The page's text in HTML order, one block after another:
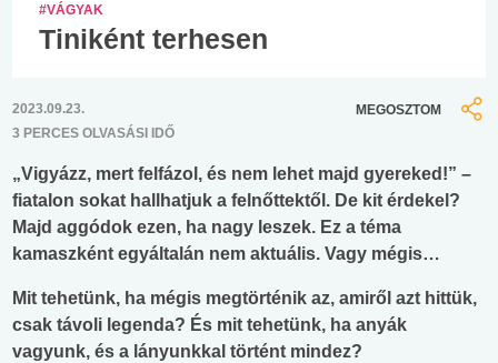
#VÁGYAK
Tiniként terhesen
2023.09.23.
3 PERCES OLVASÁSI IDŐ
MEGOSZTOM
„Vigyázz, mert felfázol, és nem lehet majd gyereked!” –
fiatalon sokat hallhatjuk a felnőttektől. De kit érdekel?
Majd aggódok ezen, ha nagy leszek. Ez a téma
kamaszként egyáltalán nem aktuális. Vagy mégis…
Mit tehetünk, ha mégis megtörténik az, amiről azt hittük,
csak távoli legenda? És mit tehetünk, ha anyák
vagyunk, és a lányunkkal történt mindez?